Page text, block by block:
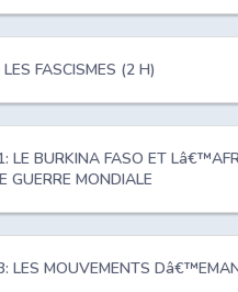
FASCISMES (2 H)
LE BURKINA FASO ET
GUERRE MONDIALE
LES MOUVEMENTS